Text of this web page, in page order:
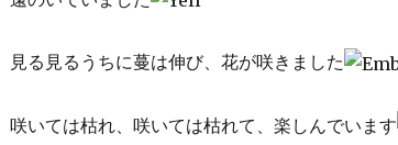
見る見るうちに蔓は伸び、花が咲きました
咲いては枯れ、咲いては枯れて、楽しんでいます